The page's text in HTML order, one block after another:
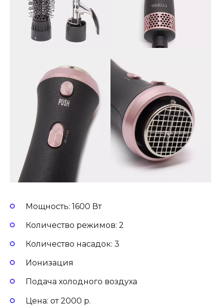
Мощность: 1600 Вт
Количество режимов: 2
Количество насадок: 3
Ионизация
Подача холодного воздуха
Цена: от 2000 р.